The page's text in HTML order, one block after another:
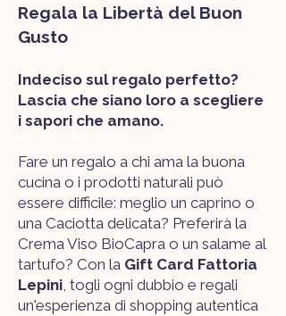
Regala la Libertà del Buon
Gusto
Indeciso sul regalo perfetto?
Lascia che siano loro a scegliere
i sapori che amano.
Fare un regalo a chi ama la buona
cucina o i prodotti naturali può
essere difficile: meglio un caprino o
una Caciotta delicata? Preferirà la
Crema Viso BioCapra o un salame al
tartufo? Con la Gift Card Fattoria
Lepini, togli ogni dubbio e regali
un'esperienza di shopping autentica